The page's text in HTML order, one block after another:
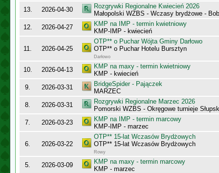
13.
2026-04-30
Rozgrywki Regionalne Kwiecień 2026
Małopolski WZBS - Wczasy brydżowe -
12.
2026-04-27
KMP na IMP - termin kwietniowy
KMP-IMP - kwiecień
11. 2026-04-25
OTP** o Puchar Wójta Gminy Darłowo
OTP** o Puchar Hotelu Bursztyn
Darłowo
10. 2026-04-13
KMP na maxy - termin kwietniowy
KMP - kwiecień
9.
2026-03-31
BridgeSpider - Pajączek
MARZEC
8.
2026-03-31
Rozgrywki Regionalne Marzec 2026
Pomorski WZBS - Okręgowe turnieje Słupsk
7.
2026-03-23
KMP na IMP - termin marcowy
KMP-IMP - marzec
6. 2026-03-22
OTP** 15-lat Wczasów Brydżowych
OTP** 15-lat Wczasów Brydżowych
Rowy
5. 2026-03-09
KMP na maxy - termin marcowy
KMP - marzec